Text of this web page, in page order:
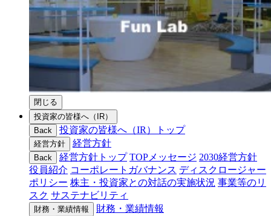
閉じる
投資家の皆様へ（IR）
Back
投資家の皆様へ（IR）トップ
経営方針 経営方針
Back 経営方針トップ TOPメッセージ 2030経営方針
役員紹介 コーポレートガバナンス ディスクロージャー
ポリシー 株主・投資家との対話の実施状況 事業等のリ
スク サステナビリティ
財務・業績情報 財務・業績情報